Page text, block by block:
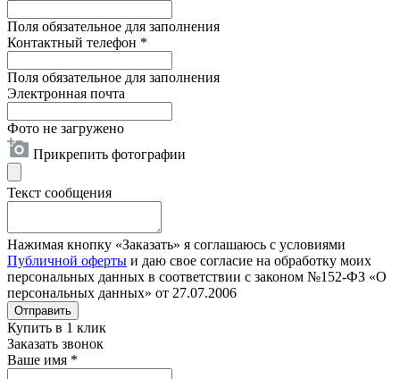
Поля обязательное для заполнения
Контактный телефон *
Поля обязательное для заполнения
Электронная почта
Фото не загружено
Прикрепить фотографии
Текст сообщения
Нажимая кнопку «Заказать» я соглашаюсь с условиями
Публичной оферты и даю свое согласие на обработку моих
персональных данных в соответствии с законом №152-ФЗ «О
персональных данных» от 27.07.2006
Отправить
Купить в 1 клик
Заказать звонок
Ваше имя *